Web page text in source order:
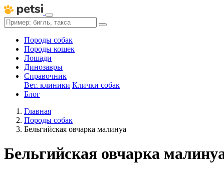
Породы собак
Породы кошек
Лошади
Динозавры
Справочник
Вет. клиники Клички собак
Блог
Главная
Породы собак
Бельгийская овчарка малинуа
Бельгийская овчарка